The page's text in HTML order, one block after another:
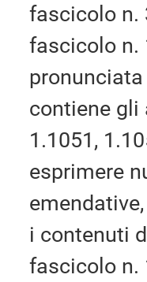
fascicolo n.
fascicolo n.
contiene gli
1.1051,
esprimere
i contenuti
fascicolo n.